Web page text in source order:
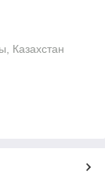
Казахстан